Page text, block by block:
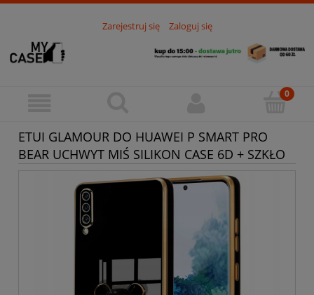
Zarejestruj się Zaloguj się
ETUI GLAMOUR DO HUAWEI P SMART PRO
BEAR UCHWYT MIŚ SILIKON CASE 6D + SZKŁO